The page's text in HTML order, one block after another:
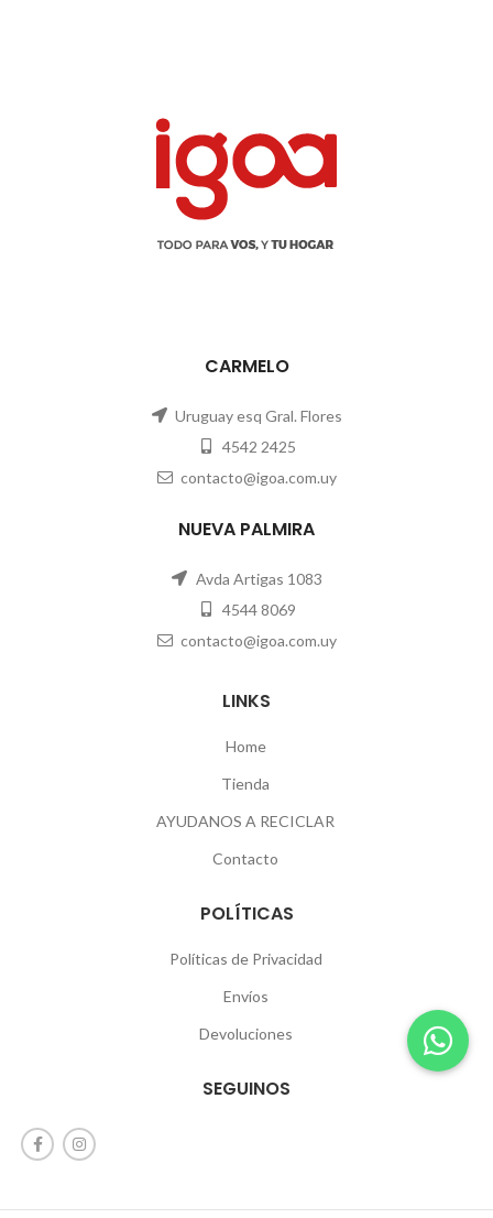
CARMELO
Uruguay esq Gral. Flores
4542 2425
contacto@igoa.com.uy
NUEVA PALMIRA
Avda Artigas 1083
4544 8069
contacto@igoa.com.uy
LINKS
Home
Tienda
AYUDANOS A RECICLAR
Contacto
POLÍTICAS
Políticas de Privacidad
Envíos
Devoluciones
SEGUINOS